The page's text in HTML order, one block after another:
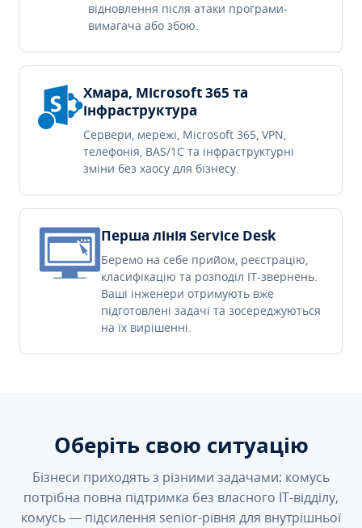
відновлення після атаки програми-
вимагача або збою.
Хмара, Microsoft 365 та
інфраструктура
Сервери, мережі, Microsoft 365, VPN,
телефонія, BAS/1C та інфраструктурні
зміни без хаосу для бізнесу.
Перша лінія Service Desk
Беремо на себе прийом, реєстрацію,
класифікацію та розподіл IT-звернень.
Ваші інженери отримують вже
підготовлені задачі та зосереджуються
на їх вирішенні.
Оберіть свою ситуацію
Бізнеси приходять з різними задачами: комусь
потрібна повна підтримка без власного IT-відділу,
комусь — підсилення senior-рівня для внутрішньої